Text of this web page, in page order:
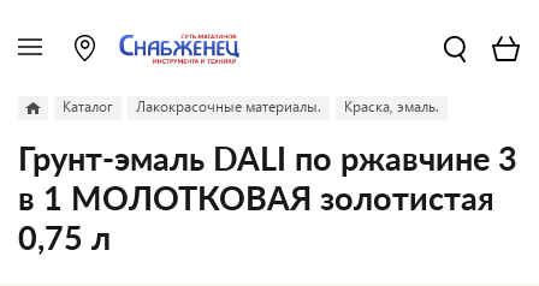
Каталог Лакокрасочные материалы. Краска, эмаль.
Грунт-эмаль DALI по ржавчине 3
в 1 МОЛОТКОВАЯ золотистая
0,75 л